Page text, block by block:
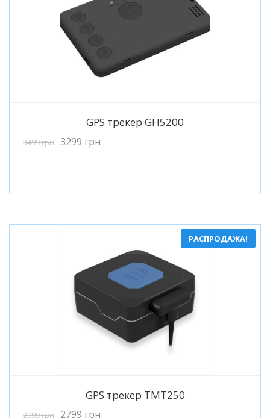
Подробнее
GPS трекер GH5200
3499грн 3299 грн
РАСПРОДАЖА!
Подробнее
GPS трекер TMT250
2999грн 2799 грн